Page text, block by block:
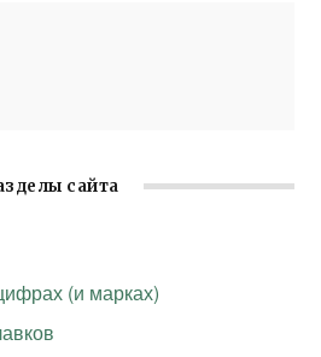
сайта
(и марках)